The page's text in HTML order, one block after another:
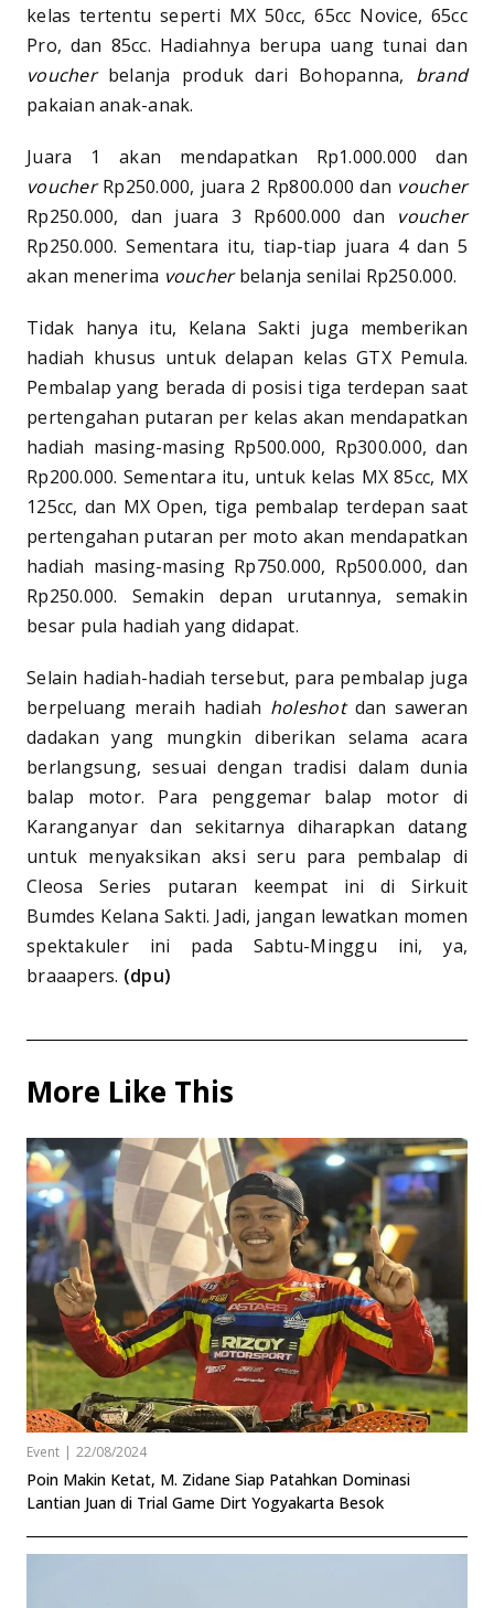
kelas tertentu seperti MX 50cc, 65cc Novice, 65cc
Pro, dan 85cc. Hadiahnya berupa uang tunai dan
voucherbelanja produk dari Bohopanna, brand
pakaian anak-anak.
Juara 1 akan mendapatkan Rp1.000.000 dan
voucherRp250.000, juara 2 Rp800.000 dan voucher
Rp250.000, dan juara 3 Rp600.000 dan voucher
Rp250.000. Sementara itu, tiap-tiap juara 4 dan 5
akan menerima voucherbelanja senilai Rp250.000.
Tidak hanya itu, Kelana Sakti juga memberikan
hadiah khusus untuk delapan kelas GTX Pemula.
Pembalap yang berada di posisi tiga terdepan saat
pertengahan putaran per kelas akan mendapatkan
hadiah masing-masing Rp500.000, Rp300.000, dan
Rp200.000. Sementara itu, untuk kelas MX 85cc, MX
125cc, dan MX Open, tiga pembalap terdepan saat
pertengahan putaran per moto akan mendapatkan
hadiah masing-masing Rp750.000, Rp500.000, dan
Rp250.000. Semakin depan urutannya, semakin
besar pula hadiah yang didapat.
Selain hadiah-hadiah tersebut, para pembalap juga
berpeluang meraih hadiah holeshotdan saweran
dadakan yang mungkin diberikan selama acara
berlangsung, sesuai dengan tradisi dalam dunia
balap motor. Para penggemar balap motor di
Karanganyar dan sekitarnya diharapkan datang
untuk menyaksikan aksi seru para pembalap di
Cleosa Series putaran keempat ini di Sirkuit
Bumdes Kelana Sakti. Jadi, jangan lewatkan momen
spektakuler ini pada Sabtu-Minggu ini, ya,
braaapers. (dpu)
More Like This
Event | 22/08/2024
Poin Makin Ketat, M. Zidane Siap Patahkan Dominasi
Lantian Juan di Trial Game Dirt Yogyakarta Besok